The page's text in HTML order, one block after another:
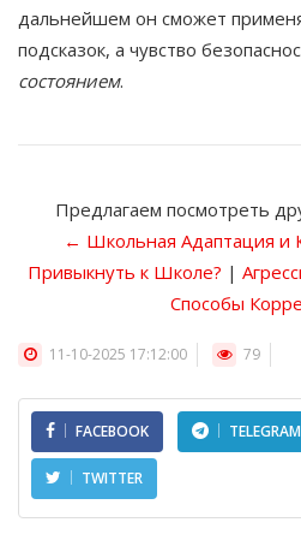
дальнейшем он сможет
подсказок, а чувство
состоянием.
Предлагаем посмотреть
← Школьная Адаптация и
Привыкнуть к Школе? |
Способы
11-10-2025 17:12:00 79
FACEBOOK TELEGRAM
TWITTER